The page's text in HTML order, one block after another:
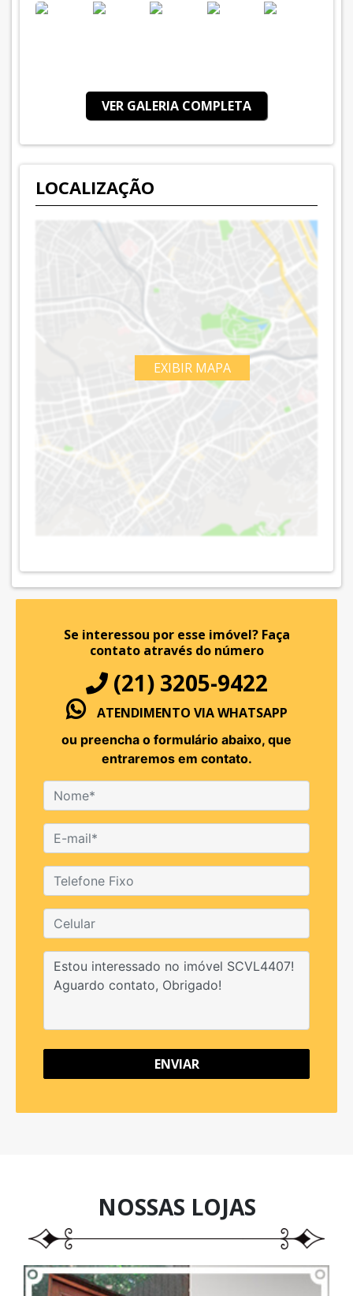
VER GALERIA COMPLETA
LOCALIZAÇÃO
EXIBIR MAPA
Se interessou por esse imóvel? Faça
contato através do número
(21) 3205-9422
ATENDIMENTO VIA WHATSAPP
ou preencha o formulário abaixo, que
entraremos em contato.
ENVIAR
NOSSAS LOJAS